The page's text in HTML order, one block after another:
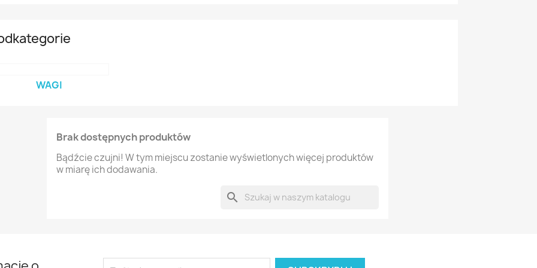
WAGI
Brak dostępnych produktów
Bądźcie czujni! W tym miejscu zostanie wyświetlonych więcej produktów
w miarę ich dodawania.
search